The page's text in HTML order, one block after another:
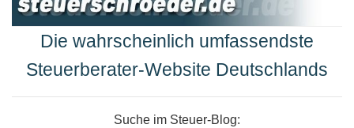
Die wahrscheinlich umfassendste
Steuerberater-Website Deutschlands
Suche im Steuer-Blog: